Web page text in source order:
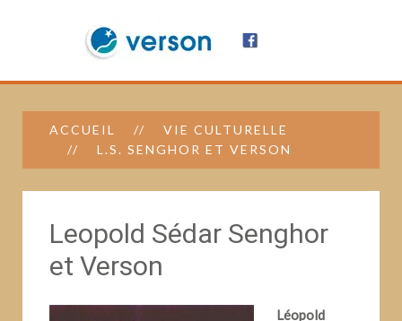
ACCUEIL
VIE CULTURELLE
L.S. SENGHOR ET VERSON
Leopold Sédar Senghor
et Verson
Léopold